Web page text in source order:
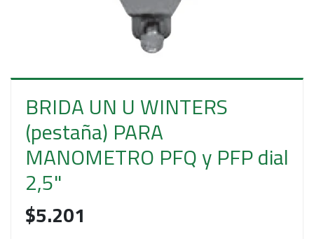
BRIDA UN U WINTERS
(pestaña) PARA
MANOMETRO PFQ y PFP dial
2,5"
$5.201